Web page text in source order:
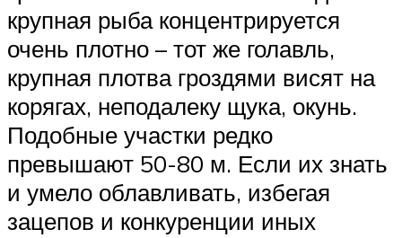
крупная рыба концентрируется
очень плотно – тот же голавль,
крупная плотва гроздями висят на
корягах, неподалеку щука, окунь.
Подобные участки редко
превышают 50-80 м. Если их знать
и умело облавливать, избегая
зацепов и конкуренции иных